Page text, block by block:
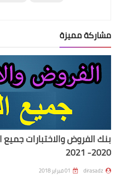
مشاركة مميزة
بنك الفروض والاختبارات
2020- 2021
dirasadz 01 فبراير 2018